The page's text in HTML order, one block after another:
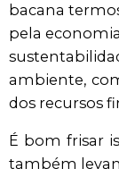
bacana
pela
ambiente,
dos recursos
É bom frisar
também